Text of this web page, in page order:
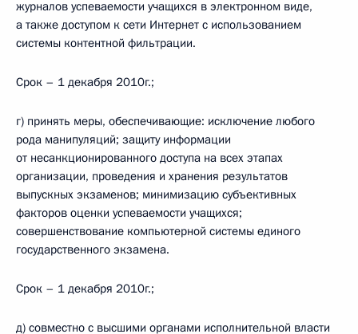
журналов успеваемости учащихся в электронном виде,
а также доступом к сети Интернет с использованием
системы контентной фильтрации.
Срок – 1 декабря 2010г.;
г) принять меры, обеспечивающие: исключение любого
рода манипуляций; защиту информации
от несанкционированного доступа на всех этапах
организации, проведения и хранения результатов
выпускных экзаменов; минимизацию субъективных
факторов оценки успеваемости учащихся;
совершенствование компьютерной системы единого
государственного экзамена.
Срок – 1 декабря 2010г.;
д) совместно с высшими органами исполнительной власти